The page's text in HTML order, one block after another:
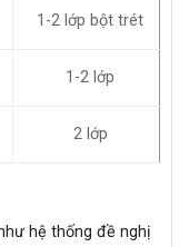
1-2 lớp bột trét
1-2 lớp
2 lớp
hệ thống đề nghị